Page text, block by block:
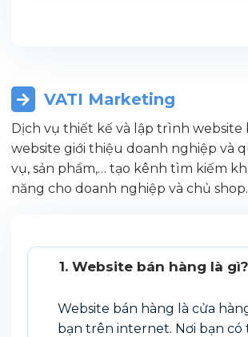
VATI Marketing
Dịch vụ thiết kế và lập trình website
website giới thiệu doanh nghiệp và
vụ, sản phẩm,… tạo kênh tìm kiếm
năng cho doanh nghiệp và chủ shop.
1. Website bán hàng là gì?
Website bán hàng là cửa
bạn trên internet. Nơi bạn có